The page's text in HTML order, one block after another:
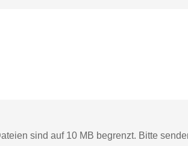
sind auf 10 MB begrenzt. Bitte